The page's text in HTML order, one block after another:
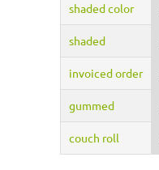
shaded color
shaded
invoiced order
gummed
couch roll